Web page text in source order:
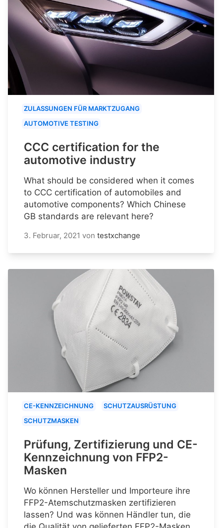
ZULASSUNGEN FÜR MARKTZUGANG
AUTOMOTIVE TESTING
CCC certification for the
automotive industry
What should be considered when it comes
to CCC certification of automobiles and
automotive components? Which Chinese
GB standards are relevant here?
3. Februar, 2021 von testxchange
CE-KENNZEICHNUNG
SCHUTZAUSRÜSTUNG
SCHUTZMASKEN
Prüfung, Zertifizierung und CE-
Kennzeichnung von FFP2-
Masken
Wo können Hersteller und Importeure ihre
FFP2-Atemschutzmasken zertifizieren
lassen? Und was können Händler tun, die